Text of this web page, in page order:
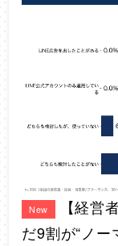
New
【経営
だ9割が“ノ